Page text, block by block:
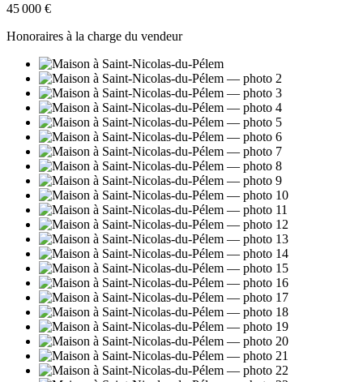
45 000 €
Honoraires à la charge du vendeur